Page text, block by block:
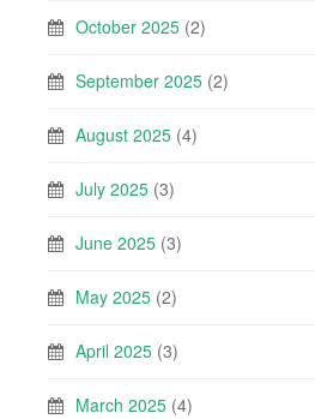
October 2025 (2)
September 2025 (2)
August 2025 (4)
July 2025 (3)
June 2025 (3)
May 2025 (2)
April 2025 (3)
March 2025 (4)